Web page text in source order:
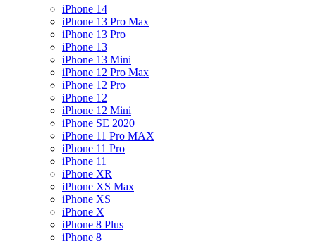
iPhone 14
iPhone 13 Pro Max
iPhone 13 Pro
iPhone 13
iPhone 13 Mini
iPhone 12 Pro Max
iPhone 12 Pro
iPhone 12
iPhone 12 Mini
iPhone SE 2020
iPhone 11 Pro MAX
iPhone 11 Pro
iPhone 11
iPhone XR
iPhone XS Max
iPhone XS
iPhone X
iPhone 8 Plus
iPhone 8